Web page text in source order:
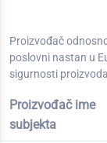
Proizvođač
poslovni nastan u
sigurnosti
Proizvođač ime
subjekta